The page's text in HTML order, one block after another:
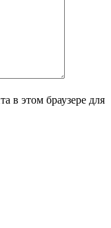
в этом браузере для